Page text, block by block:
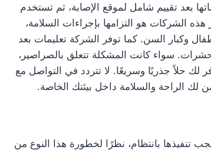
بعد تقييم شامل لموقع الإصابة، ثم تستخدم
الشركات هو التزامها بإجراءات السلامة،
وكبار السن. كما توفر الشركة تعليمات بعد
سواء كانت المشكلة تتعلق بالصراصير،
لك حلاً جذريًا وسريعًا. لا تتردد في التواصل مع
الراحة والسلامة داخل بيئتك الخاصة.
تنفيذها بانتظام، نظرًا لخطورة هذا النوع من